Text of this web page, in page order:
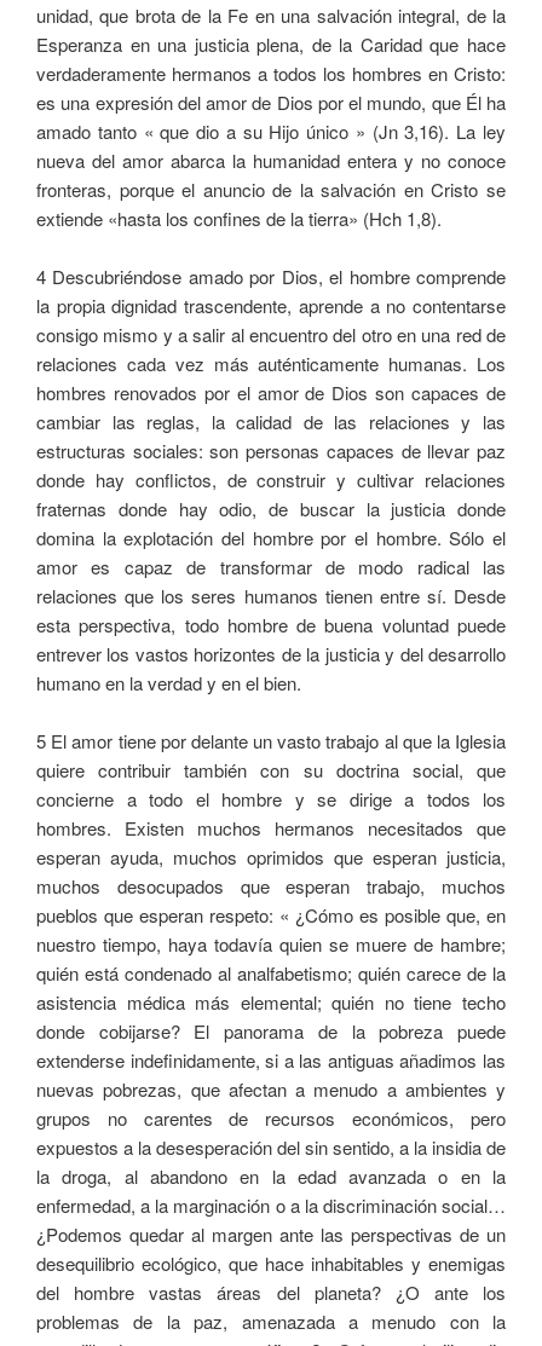
unidad, que brota de la Fe en una salvación integral, de la
Esperanza en una justicia plena, de la Caridad que hace
verdaderamente hermanos a todos los hombres en Cristo:
es una expresión del amor de Dios por el mundo, que Él ha
amado tanto « que dio a su Hijo único » (Jn 3,16). La ley
nueva del amor abarca la humanidad entera y no conoce
fronteras, porque el anuncio de la salvación en Cristo se
extiende «hasta los confines de la tierra» (Hch 1,8).
4 Descubriéndose amado por Dios, el hombre comprende
la propia dignidad trascendente, aprende a no contentarse
consigo mismo y a salir al encuentro del otro en una red de
relaciones cada vez más auténticamente humanas. Los
hombres renovados por el amor de Dios son capaces de
cambiar las reglas, la calidad de las relaciones y las
estructuras sociales: son personas capaces de llevar paz
donde hay conflictos, de construir y cultivar relaciones
fraternas donde hay odio, de buscar la justicia donde
domina la explotación del hombre por el hombre. Sólo el
amor es capaz de transformar de modo radical las
relaciones que los seres humanos tienen entre sí. Desde
esta perspectiva, todo hombre de buena voluntad puede
entrever los vastos horizontes de la justicia y del desarrollo
humano en la verdad y en el bien.
5 El amor tiene por delante un vasto trabajo al que la Iglesia
quiere contribuir también con su doctrina social, que
concierne a todo el hombre y se dirige a todos los
hombres. Existen muchos hermanos necesitados que
esperan ayuda, muchos oprimidos que esperan justicia,
muchos desocupados que esperan trabajo, muchos
pueblos que esperan respeto: « ¿Cómo es posible que, en
nuestro tiempo, haya todavía quien se muere de hambre;
quién está condenado al analfabetismo; quién carece de la
asistencia médica más elemental; quién no tiene techo
donde cobijarse? El panorama de la pobreza puede
extenderse indefinidamente, si a las antiguas añadimos las
nuevas pobrezas, que afectan a menudo a ambientes y
grupos no carentes de recursos económicos, pero
expuestos a la desesperación del sin sentido, a la insidia de
la droga, al abandono en la edad avanzada o en la
enfermedad, a la marginación o a la discriminación social…
¿Podemos quedar al margen ante las perspectivas de un
desequilibrio ecológico, que hace inhabitables y enemigas
del hombre vastas áreas del planeta? ¿O ante los
problemas de la paz, amenazada a menudo con la